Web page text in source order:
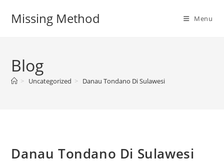
Missing Method Menu
Blog
> Uncategorized > Danau Tondano Di Sulawesi
Danau Tondano Di Sulawesi